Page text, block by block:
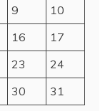
9
10
16
17
23
24
30 31